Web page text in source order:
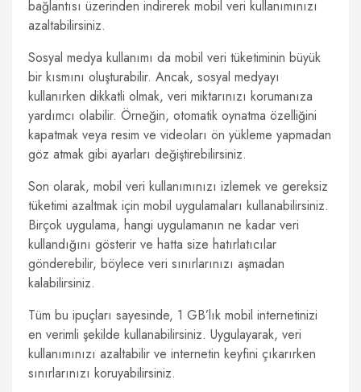
bağlantısı üzerinden indirerek mobil veri kullanımınızı
azaltabilirsiniz.
Sosyal medya kullanımı da mobil veri tüketiminin büyük
bir kısmını oluşturabilir. Ancak, sosyal medyayı
kullanırken dikkatli olmak, veri miktarınızı korumanıza
yardımcı olabilir. Örneğin, otomatik oynatma özelliğini
kapatmak veya resim ve videoları ön yükleme yapmadan
göz atmak gibi ayarları değiştirebilirsiniz.
Son olarak, mobil veri kullanımınızı izlemek ve gereksiz
tüketimi azaltmak için mobil uygulamaları kullanabilirsiniz.
Birçok uygulama, hangi uygulamanın ne kadar veri
kullandığını gösterir ve hatta size hatırlatıcılar
gönderebilir, böylece veri sınırlarınızı aşmadan
kalabilirsiniz.
Tüm bu ipuçları sayesinde, 1 GB’lık mobil internetinizi
en verimli şekilde kullanabilirsiniz. Uygulayarak, veri
kullanımınızı azaltabilir ve internetin keyfini çıkarırken
sınırlarınızı koruyabilirsiniz.